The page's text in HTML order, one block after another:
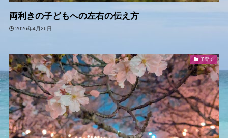
両利きの子どもへの左右の伝え方
2026年4月26日
子育て